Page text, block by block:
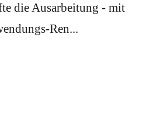
die Ausarbeitung - mit
Ren...